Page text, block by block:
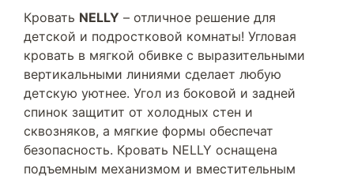
Кровать NELLY – отличное решение для
детской и подростковой комнаты! Угловая
кровать в мягкой обивке с выразительными
вертикальными линиями сделает любую
детскую уютнее. Угол из боковой и задней
спинок защитит от холодных стен и
сквозняков, а мягкие формы обеспечат
безопасность. Кровать NELLY оснащена
подъемным механизмом и вместительным